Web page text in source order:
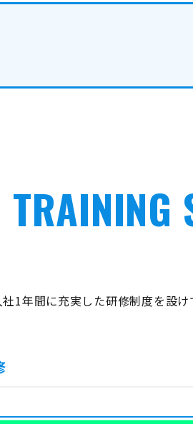
TRAINING
1年間に充実した研修制度を設け